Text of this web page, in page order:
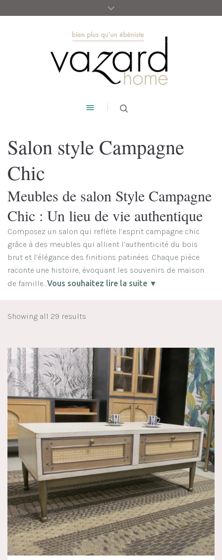
Salon style Campagne
Chic
Meubles de salon Style Campagne
Chic : Un lieu de vie authentique
Composez un salon qui reflète l’esprit campagne chic
grâce à des meubles qui allient l’authenticité du bois
brut et l’élégance des finitions patinées. Chaque pièce
raconte une histoire, évoquant les souvenirs de maison
de famille…Vous souhaitez lire la suite ▼
Showing all 29 results